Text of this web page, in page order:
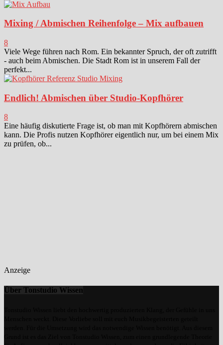
Mixing / Abmischen Reihenfolge – Mix aufbauen
8
Viele Wege führen nach Rom. Ein bekannter Spruch, der oft zutrifft
- auch beim Abmischen. Die Stadt Rom ist in unserem Fall der
perfekt...
Endlich! Abmischen über Studio-Kopfhörer
8
Eine häufig diskutierte Frage ist, ob man mit Kopfhörern abmischen
kann. Die Profis nutzen Kopfhörer eigentlich nur, um bei einem Mix
zu prüfen, ob...
Anzeige
Über Tonstudio Wissen